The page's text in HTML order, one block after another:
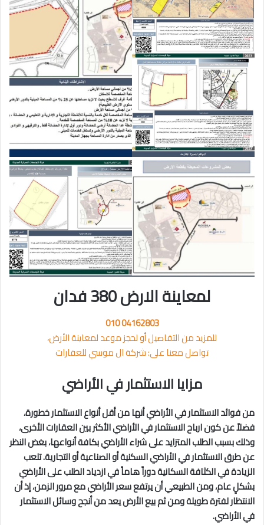
لمعاينة الارض 380 فدان
010 04162803⁩
للمزيد من التفاصيل أو لحجز موعد لمعاينة الأرض،
تواصل معنا على: شركة ال موسي للعقارات
مزايا الاستثمار في الأراضي
من فوائد الاستثمار في الأراضي أنها من أقل أنواع الاستثمار خطورة،
فضلاً عن كون ارباح الاستثمار في الأراضي الأكثر بين العقارات الأخرى،
وذلك بسبب الطلب المتزايد على شراء الأراضي بكافة أنواعها، بغض النظر
عن طرق الاستثمار في الأراضي السكنية أو الصناعية أو التجارية. تلعب
الزيادة في الكثافة السكانية دوراً هاماً في ازدياد الطلب على الأراضي
بشكلٍ عام، ومن الطبيعي أن يرتفع سعر الأراضي مع مرور الزمن، إذ أن
الانتظار لفترة طويلة ومن ثم بيع الأرض يعد من أنجح وسائل الاستثمار
في الأراضي.